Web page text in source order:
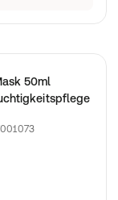
50ml